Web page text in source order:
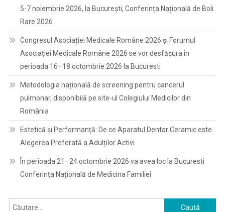
5-7 noiembrie 2026, la București, Conferința Națională de Boli
Rare 2026
Congresul Asociației Medicale Române 2026 și Forumul
Asociației Medicale Române 2026 se vor desfășura în
perioada 16–18 octombrie 2026 la Bucuresti
Metodologia națională de screening pentru cancerul
pulmonar, disponibilă pe site-ul Colegiului Medicilor din
România
Estetică și Performanță: De ce Aparatul Dentar Ceramic este
Alegerea Preferată a Adulților Activi
În perioada 21–24 octombrie 2026 va avea loc la Bucuresti
Conferința Națională de Medicina Familiei
Caută